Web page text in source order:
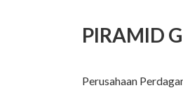
PIRAMID
Perusahaan